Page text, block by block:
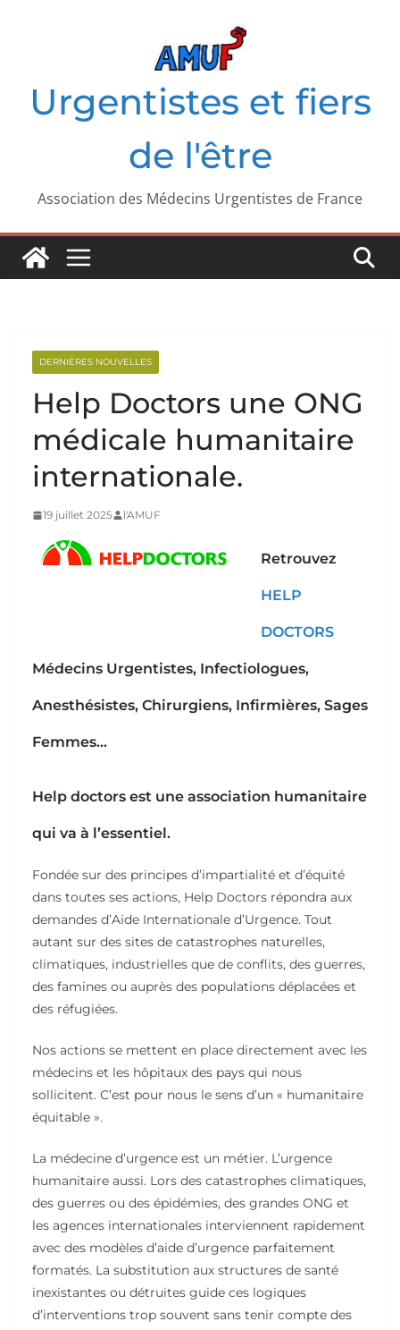
Urgentistes et fiers
de l'être
Association des Médecins Urgentistes de France
DERNIÈRES NOUVELLES
Help Doctors une ONG
médicale humanitaire
internationale.
19 juillet 2025 l'AMUF
Retrouvez
HELP
DOCTORS
Médecins Urgentistes, Infectiologues,
Anesthésistes, Chirurgiens, Infirmières, Sages
Femmes…
Help doctors est une association humanitaire
qui va à l’essentiel.
Fondée sur des principes d’impartialité et d’équité
dans toutes ses actions, Help Doctors répondra aux
demandes d’Aide Internationale d’Urgence. Tout
autant sur des sites de catastrophes naturelles,
climatiques, industrielles que de conflits, des guerres,
des famines ou auprès des populations déplacées et
des réfugiées.
Nos actions se mettent en place directement avec les
médecins et les hôpitaux des pays qui nous
sollicitent. C’est pour nous le sens d’un « humanitaire
équitable ».
La médecine d’urgence est un métier. L’urgence
humanitaire aussi. Lors des catastrophes climatiques,
des guerres ou des épidémies, des grandes ONG et
les agences internationales interviennent rapidement
avec des modèles d’aide d’urgence parfaitement
formatés. La substitution aux structures de santé
inexistantes ou détruites guide ces logiques
d’interventions trop souvent sans tenir compte des